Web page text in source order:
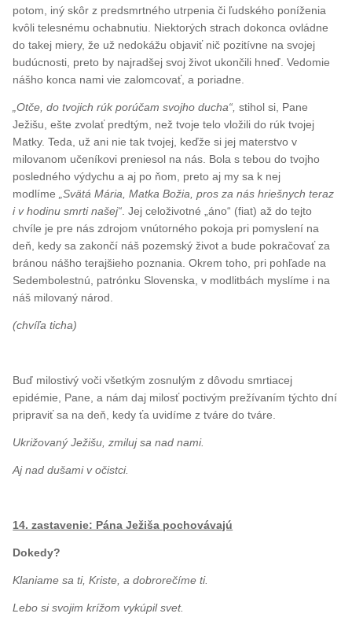
potom, iný skôr z predsmrtného utrpenia či ľudského poníženia
kvôli telesnému ochabnutiu. Niektorých strach dokonca ovládne
do takej miery, že už nedokážu objaviť nič pozitívne na svojej
budúcnosti, preto by najradšej svoj život ukončili hneď. Vedomie
nášho konca nami vie zalomcovať, a poriadne.
„Otče, do tvojich rúk porúčam svojho ducha“, stihol si, Pane
Ježišu, ešte zvolať predtým, než tvoje telo vložili do rúk tvojej
Matky. Teda, už ani nie tak tvojej, keďže si jej materstvo v
milovanom učeníkovi preniesol na nás. Bola s tebou do tvojho
posledného výdychu a aj po ňom, preto aj my sa k nej
modlíme
„Svätá Mária, Matka Božia, pros za nás hriešnych teraz
i v hodinu smrti našej“ . Jej celoživotné „áno“ (fiat) až do tejto
chvíle je pre nás zdrojom vnútorného pokoja pri pomyslení na
deň, kedy sa zakončí náš pozemský život a bude pokračovať za
bránou nášho terajšieho poznania. Okrem toho, pri pohľade na
Sedembolestnú, patrónku Slovenska, v modlitbách myslíme i na
náš milovaný národ.
(chvíľa ticha)
Buď milostivý voči všetkým zosnulým z dôvodu smrtiacej
epidémie, Pane, a nám daj milosť poctivým prežívaním týchto dní
pripraviť sa na deň, kedy ťa uvidíme z tváre do tváre.
Ukrižovaný Ježišu, zmiluj sa nad nami.
Aj nad dušami v očistci.
14. zastavenie: Pána Ježiša pochovávajú
Dokedy?
Klaniame sa ti, Kriste, a dobrorečíme ti.
Lebo si svojim krížom vykúpil svet.